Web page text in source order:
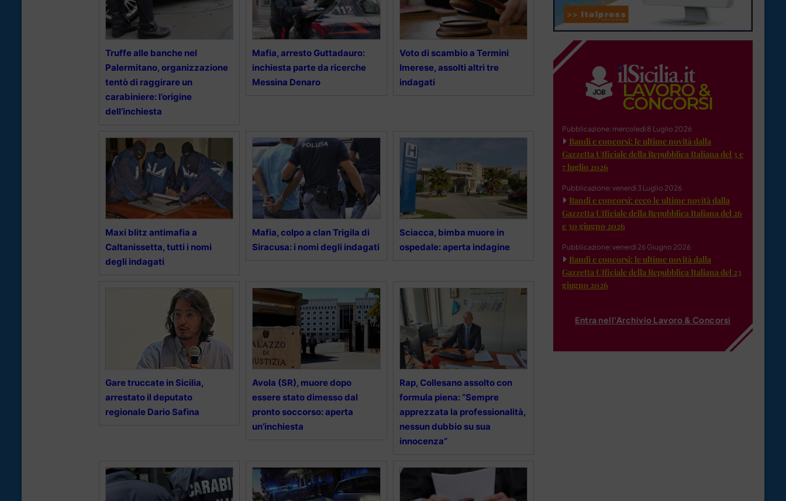
Truffe alle banche nel
Palermitano, organizzazione
tentò di raggirare un
carabiniere: l’origine
dell’inchiesta
Mafia, arresto Guttadauro:
inchiesta parte da ricerche
Messina Denaro
Voto di scambio a Termini
Imerese, assolti altri tre
indagati
Maxi blitz antimafia a
Caltanissetta, tutti i nomi
degli indagati
Mafia, colpo a clan Trigila di
Siracusa: i nomi degli indagati
Sciacca, bimba muore in
ospedale: aperta indagine
Gare truccate in Sicilia,
arrestato il deputato
regionale Dario Safina
Avola (SR), muore dopo
essere stato dimesso dal
pronto soccorso: aperta
un’inchiesta
Rap, Collesano assolto con
formula piena: “Sempre
apprezzata la professionalità,
nessun dubbio su sua
innocenza”
Pubblicazione: mercoledì 8 Luglio 2026
Bandi e concorsi: le ultime novità dalla
Gazzetta Ufficiale della Repubblica Italiana del 3 e
7 luglio 2026
Pubblicazione: venerdì 3 Luglio 2026
Bandi e concorsi: ecco le ultime novità dalla
Gazzetta Ufficiale della Repubblica Italiana del 26
e 30 giugno 2026
Pubblicazione: venerdì 26 Giugno 2026
Bandi e concorsi: le ultime novità dalla
Gazzetta Ufficiale della Repubblica Italiana del 23
giugno 2026
Entra nell'Archivio Lavoro & Concorsi